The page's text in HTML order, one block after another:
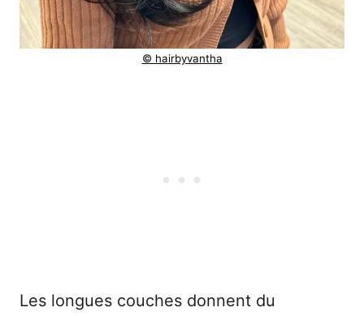
© hairbyvantha
Les longues couches donnent du